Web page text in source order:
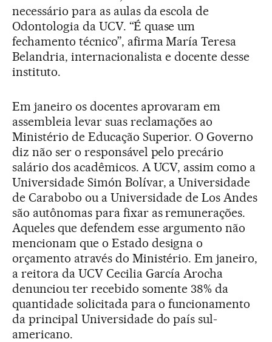
necessário para as aulas da escola de
Odontologia da UCV. “É quase um
fechamento técnico”, afirma María Teresa
Belandria, internacionalista e docente desse
instituto.
Em janeiro os docentes aprovaram em
assembleia levar suas reclamações ao
Ministério de Educação Superior. O Governo
diz não ser o responsável pelo precário
salário dos acadêmicos. A UCV, assim como a
Universidade Simón Bolívar, a Universidade
de Carabobo ou a Universidade de Los Andes
são autônomas para fixar as remunerações.
Aqueles que defendem esse argumento não
mencionam que o Estado designa o
orçamento através do Ministério. Em janeiro,
a reitora da UCV Cecilia García Arocha
denunciou ter recebido somente 38% da
quantidade solicitada para o funcionamento
da principal Universidade do país sul-
americano.